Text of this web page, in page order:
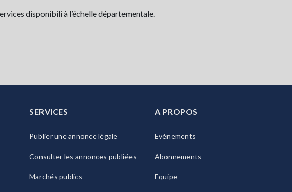
disponibili à l’échelle départementale.
SERVICES
Publier une annonce légale
Consulter les annonces publiées
Marchés publics
A PROPOS
Evénements
Abonnements
Equipe